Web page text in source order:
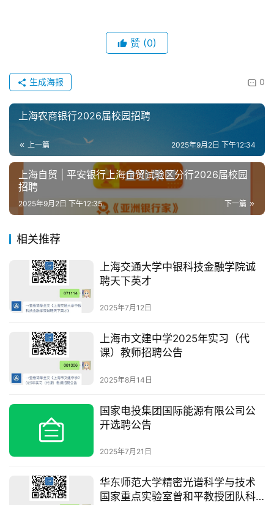
赞 (0)
0
生成海报
上海农商银行2026届校园招聘
上一篇 2025年9月2日 下午12:34
上海自贸 | 平安银行上海自贸试验区分行2026届校园
招聘
下一篇
2025年9月2日 下午12:35
相关推荐
上海交通大学中银科技金融学院诚
聘天下英才
2025年7月12日
上海市文建中学2025年实习（代
课）教师招聘公告
2025年8月14日
国家电投集团国际能源有限公司公
开选聘公告
2025年7月21日
华东师范大学精密光谱科学与技术
国家重点实验室曾和平教授团队科